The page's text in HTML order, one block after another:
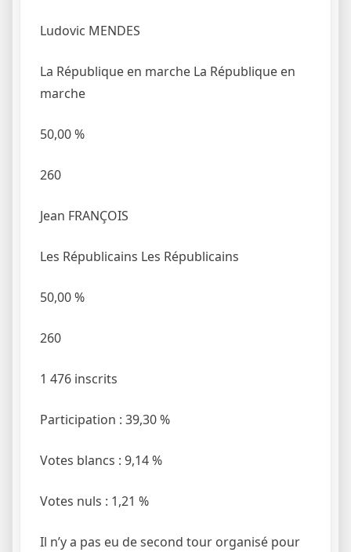
Ludovic MENDES
La République en marche La République en
marche
50,00%
260
Jean FRANÇOIS
Les Républicains Les Républicains
50,00%
260
1 476 inscrits
Participation : 39,30 %
Votes blancs : 9,14 %
Votes nuls : 1,21 %
Il n’y a pas eu de second tour organisé pour